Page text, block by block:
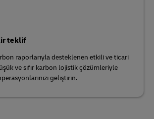
teklif
raporlarıyla desteklenen etkili ve ticari
ve sıfır karbon lojistik çözümleriyle
geliştirin.